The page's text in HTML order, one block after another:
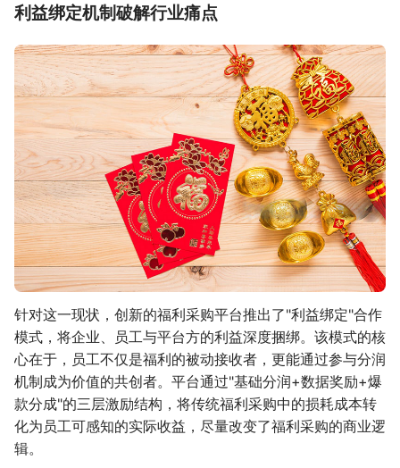
利益绑定机制破解行业痛点
针对这一现状，创新的福利采购平台推出了"利益绑定"合作
模式，将企业、员工与平台方的利益深度捆绑。该模式的核
心在于，员工不仅是福利的被动接收者，更能通过参与分润
机制成为价值的共创者。平台通过"基础分润+数据奖励+爆
款分成"的三层激励结构，将传统福利采购中的损耗成本转
化为员工可感知的实际收益，尽量改变了福利采购的商业逻
辑。